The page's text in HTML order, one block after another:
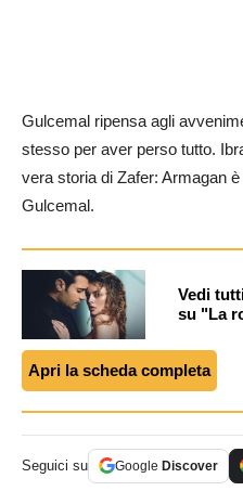
Gulcemal ripensa agli
stesso per aver perso tutto.
vera storia di Zafer: Armagan
Gulcemal.
Vedi
su "La
Apri la scheda completa
Seguici su Google Discover